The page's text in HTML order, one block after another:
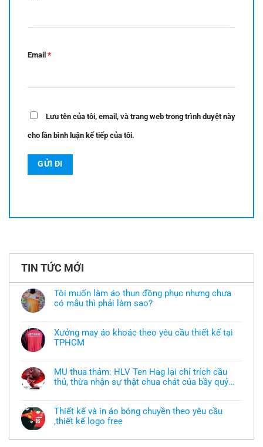
Email *
Lưu tên của tôi, email, và trang web trong trình duyệt này
cho lần bình luận kế tiếp của tôi.
TIN TỨC MỚI
Tôi muốn làm áo thun đồng phục nhưng chưa
có mẫu thì phải làm sao?
bình
luận
ở
áo
thun
đồng
chưa
có
mẫu
thì
làm
Xưởng may áo khoác theo yêu cầu thiết kế tại
TPHCM
bình
luận
ở
Xưởng
khoác
theo
yêu
thiết
MU thua thảm: HLV Ten Hag lại chỉ trích cầu
thủ, thừa nhận sự thật chua chát của bầy quỷ
bình
luận
ở
MU
thảm:
Thiết kế và in áo bóng chuyền theo yêu cầu
,thiết kế logo free
có